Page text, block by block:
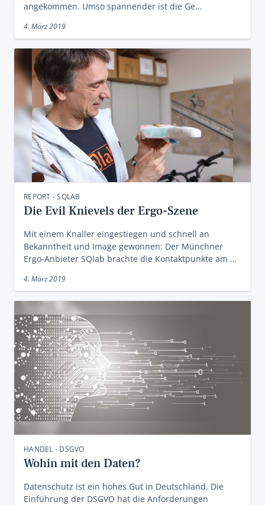
angekommen. Umso spannender ist die Ge…
4. März 2019
REPORT - SQLAB
Die Evil Knievels der Ergo-Szene
Mit einem Knaller eingestiegen und schnell an
Bekanntheit und Image gewonnen: Der Münchner
Ergo-Anbieter SQlab brachte die Kontaktpunkte am …
4. März 2019
HANDEL - DSGVO
Wohin mit den Daten?
Datenschutz ist ein hohes Gut in Deutschland. Die
Einführung der DSGVO hat die Anforderungen